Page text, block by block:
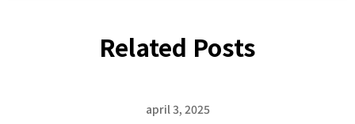
Related Posts
april 3, 2025